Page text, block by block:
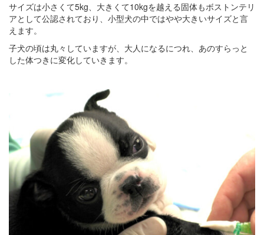
サイズは小さくて5kg、大きくて10kgを越える固体もボストンテリ
アとして公認されており、小型犬の中ではやや大きいサイズと言
えます。
子犬の頃は丸々していますが、大人になるにつれ、あのすらっと
した体つきに変化していきます。